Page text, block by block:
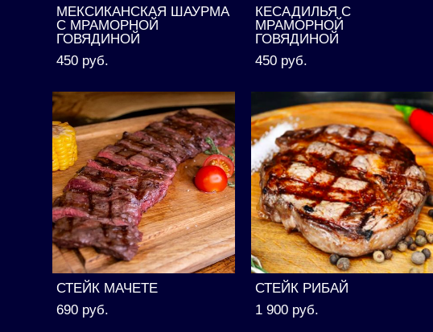
МЕКСИКАНСКАЯ ШАУРМА
С МРАМОРНОЙ
ГОВЯДИНОЙ
450 pуб.
КЕСАДИЛЬЯ С
МРАМОРНОЙ
ГОВЯДИНОЙ
450 pуб.
СТЕЙК МАЧЕТЕ
690 pуб.
СТЕЙК РИБАЙ
1 900 pуб.